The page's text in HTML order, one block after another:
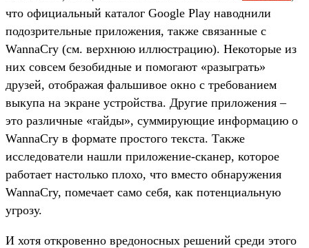
что официальный каталог Google Play наводнили
подозрительные приложения, также связанные с
WannaCry (см. верхнюю иллюстрацию). Некоторые из
них совсем безобидные и помогают «разыграть»
друзей, отображая фальшивое окно с требованием
выкупа на экране устройства. Другие приложения –
это различные «гайды», суммирующие информацию о
WannaCry в формате простого текста. Также
исследователи нашли приложение-сканер, которое
работает настолько плохо, что вместо обнаружения
WannaCry, помечает само себя, как потенциальную
угрозу.
И хотя откровенно вредоносных решений среди этого